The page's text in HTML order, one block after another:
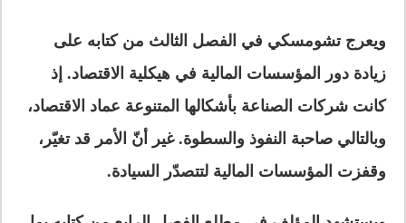
ويعرج تشومسكي في الفصل الثالث من كتابه على
زيادة دور المؤسسات المالية في هيكلية الاقتصاد. إذ
كانت شركات الصناعة بأشكالها المتنوعة عماد الاقتصاد،
وبالتالي صاحبة النفوذ والسطوة. غير أنّ الأمر قد تغيّر،
وقفزت المؤسسات المالية لتتصدّر السيادة.